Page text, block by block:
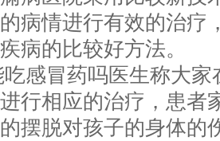
病情进行有效的治疗
病的比较好方法。
吃感冒药吗医生称大
行相应的治疗，患者
摆脱对孩子的身体的